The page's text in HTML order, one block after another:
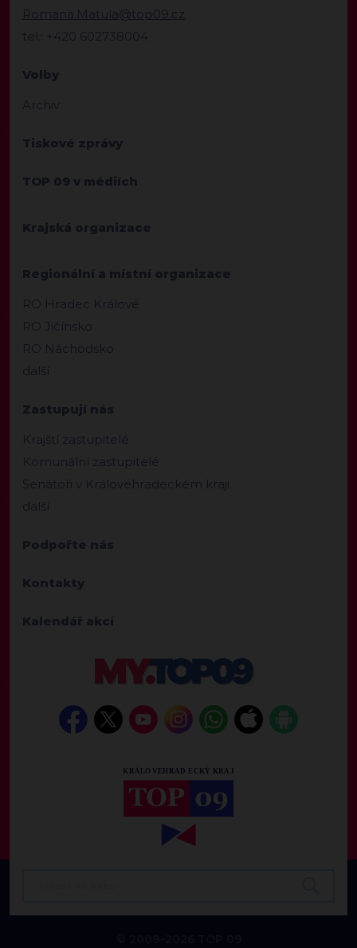
Romana.Matula@top09.cz
tel.: +420 602738004
Volby
Archiv
Tiskové zprávy
TOP 09 v médiích
Krajská organizace
Regionální a místní organizace
RO Hradec Králové
RO Jičínsko
RO Náchodsko
další
Zastupují nás
Krajští zastupitelé
Komunální zastupitelé
Senátoři v Královéhradeckém kraji
další
Podpořte nás
Kontakty
Kalendář akcí